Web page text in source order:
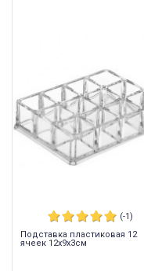
(-1)
Подставка пластиковая 12
ячеек 12х9х3см